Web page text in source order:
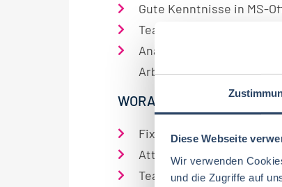
Diese Webseite
Wir verwenden
und die Zugriffe auf
Gute Kenntnisse in MS-
Teamfähigkeit und
Analytisches
Arbeitsweise
WORAUF DU DICH FREUEN
Fixes Praktikumsgehalt:
Attraktiver und
Teamorientiertes